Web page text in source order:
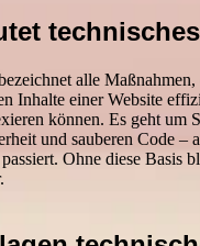
alle Maßnahmen,
Inhalte einer Website
können. Es geht um
und sauberen Code –
Ohne diese Basis